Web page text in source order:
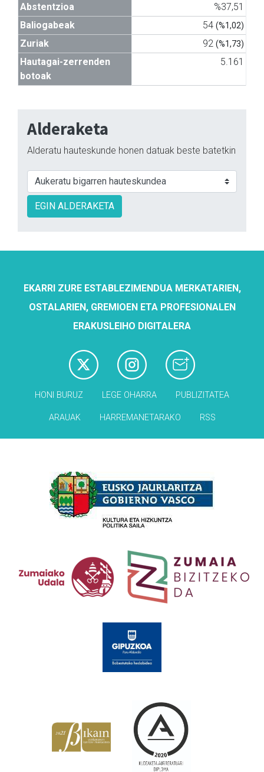
Abstentzioa
%37,51
Baliogabeak
54 (%1,02)
Zuriak 92 (%1,73)
Hautagai-zerrenden
botoak
5.161
Alderaketa
Alderatu hauteskunde honen datuak beste batetkin
EGIN ALDERAKETA
EKARRI ZURE ESTABLEZIMENDUA MERKATARIEN,
OSTALARIEN, GREMIOEN ETA PROFESIONALEN
ERAKUSLEIHO DIGITALERA
HONI BURUZ LEGE OHARRA PUBLIZITATEA
ARAUAK HARREMANETARAKO RSS